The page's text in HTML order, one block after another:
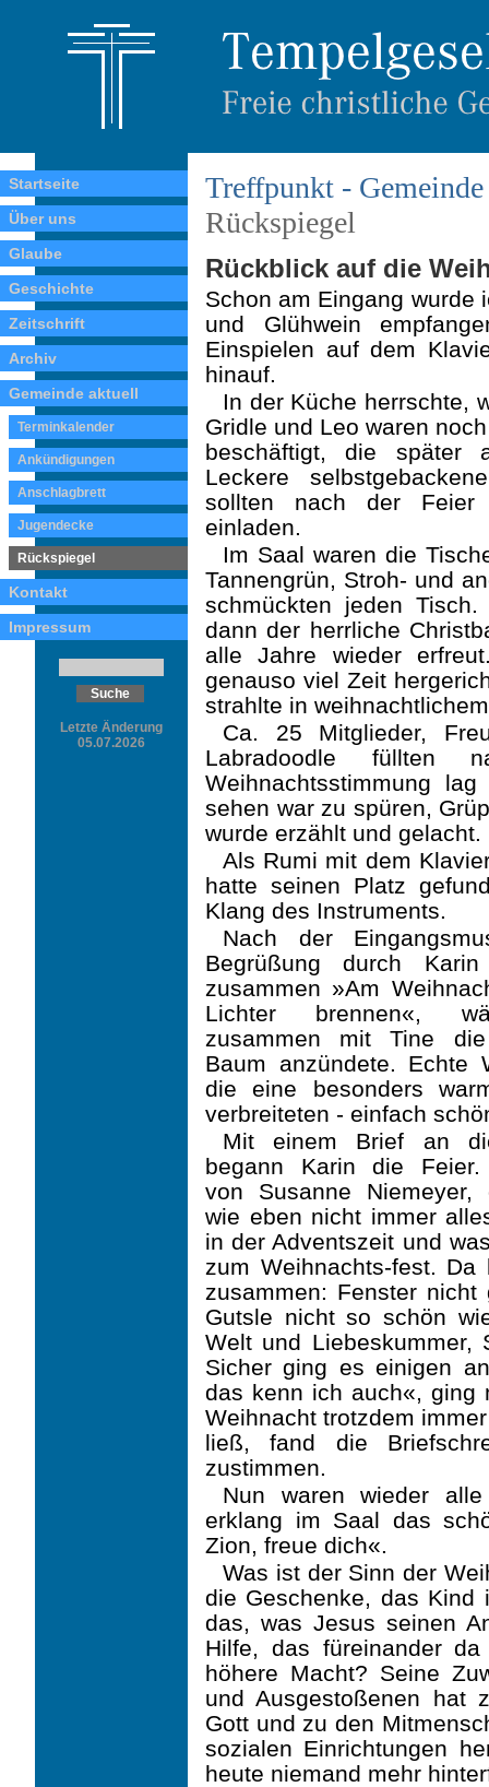
Startseite
Über uns
Glaube
Geschichte
Zeitschrift
Archiv
Gemeinde aktuell
Terminkalender
Ankündigungen
Anschlagbrett
Jugendecke
Rückspiegel
Kontakt
Impressum
Letzte Änderung
05.07.2026
Treffpunkt -
Rückspiegel
Rückblick auf die
Schon am Eingang wurde
und Glühwein
Einspielen auf dem
hinauf.
In der Küche herrschte,
Gridle und Leo waren
beschäftigt, die später
Leckere
sollten nach der Feier
einladen.
Im Saal waren die
Tannengrün, Stroh- und
schmückten jeden
dann der herrliche
alle Jahre wieder
genauso viel Zeit
strahlte in
Ca. 25 Mitglieder,
Labradoodle
Weihnachtsstimmung
sehen war zu spüren,
wurde erzählt und gelacht.
Als Rumi mit dem
hatte seinen Platz
Klang des Instruments.
Nach der
Begrüßung durch
zusammen »Am
Lichter brennen«,
zusammen mit Tine
Baum anzündete. Echte
die eine besonders
verbreiteten - einfach
Mit einem Brief an
begann Karin die Feier.
von Susanne Niemeyer,
wie eben nicht immer
in der Adventszeit und
zum Weihnachts-fest.
zusammen: Fenster
Gutsle nicht so schön
Welt und Liebeskummer,
Sicher ging es einigen
das kenn ich auch«, ging
Weihnacht trotzdem
ließ, fand die
zustimmen.
Nun waren wieder
erklang im Saal das
Zion, freue dich«.
Was ist der Sinn der
die Geschenke, das
das, was Jesus seinen
Hilfe, das füreinander
höhere Macht? Seine
und Ausgestoßenen hat
Gott und zu den
sozialen Einrichtungen
heute niemand mehr